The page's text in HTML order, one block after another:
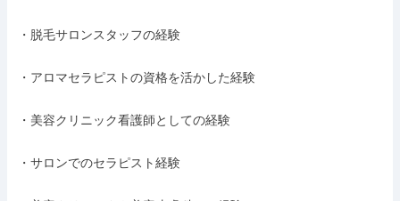
・脱毛サロンスタッフの経験
・アロマセラピストの資格を活かした経験
・美容クリニック看護師としての経験
・サロンでのセラピスト経験